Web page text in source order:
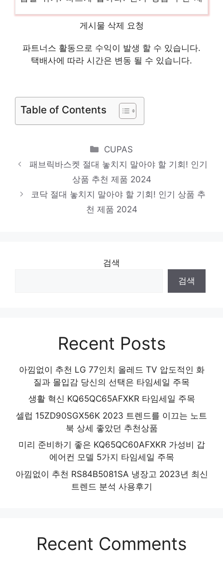
보테가베네타 슬립온
품 2024
품 2024
극세사수면조끼
천 제품 2024
천연 계면활성제
핫 아이템, 주목해주세요! 인기 상품 추천 제
품 2024
게시물 삭제 요청
파트너스 활동으로 수익이 발생 할 수 있습니다.
택배사에 따라 시간은 변동 될 수 있습니다.
Table of Contents
Categories
CUPAS
패브릭바스켓 절대 놓치지 말아야 할 기회! 인기
상품 추천 제품 2024
코닥 절대 놓치지 말아야 할 기회! 인기 상품 추
천 제품 2024
검색
검색
Recent Posts
아낌없이 추천 LG 77인치 올레드 TV 압도적인 화
질과 몰입감 당신의 선택은 타임세일 주목
생활 혁신 KQ65QC65AFXKR 타임세일 주목
셀럽 15ZD90SGX56K 2023 트렌드를 이끄는 노트
북 상세 좋았던 추천상품
미리 준비하기 좋은 KQ65QC60AFXKR 가성비 갑
에어컨 모델 5가지 타임세일 주목
아낌없이 추천 RS84B5081SA 냉장고 2023년 최신
트렌드 분석 사용후기
Recent Comments